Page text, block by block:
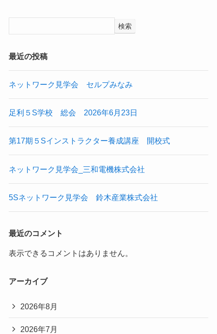
検索
最近の投稿
ネットワーク見学会 セルプみなみ
足利５S学校 総会 2026年6月23日
第17期５Sインストラクター養成講座 開校式
ネットワーク見学会_三和電機株式会社
5Sネットワーク見学会 鈴木産業株式会社
最近のコメント
表示できるコメントはありません。
アーカイブ
2026年8月
2026年7月